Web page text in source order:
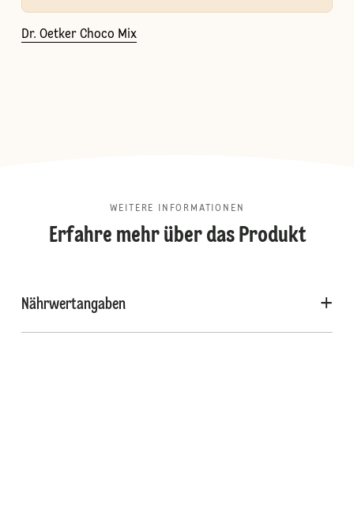
Dr. Oetker Choco Mix
WEITERE INFORMATIONEN
Erfahre mehr über das Produkt
Nährwertangaben